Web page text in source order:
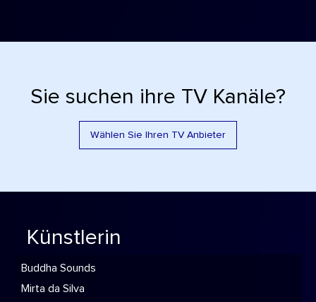
Sie suchen ihre TV Kanäle?
Wählen Sie Ihren TV Anbieter
Künstlerin
Buddha Sounds
Mirta da Silva